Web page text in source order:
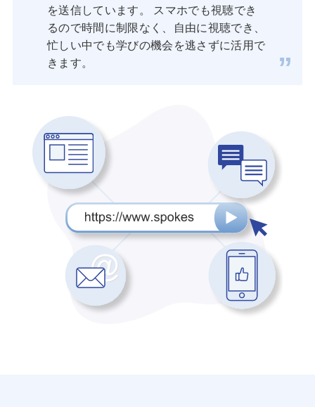
を送信しています。 スマホでも視聴でき
るので時間に制限なく、自由に視聴でき、
忙しい中でも学びの機会を逃さずに活用で
きます。